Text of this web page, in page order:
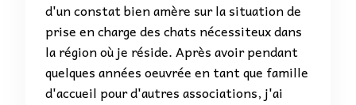
d'un constat bien amère sur la situation de
prise en charge des chats nécessiteux dans
la région où je réside. Après avoir pendant
quelques années oeuvrée en tant que famille
d'accueil pour d'autres associations, j'ai